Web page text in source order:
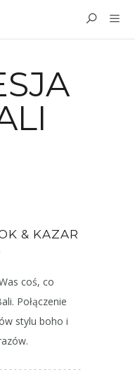
& KAZAR
coś, co
Połączenie
stylu boho i